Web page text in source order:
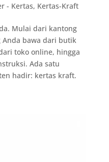
- Kertas, Kertas-Kraft
Mulai dari kantong
Anda bawa dari butik
toko online, hingga
Ada satu
hadir: kertas kraft.